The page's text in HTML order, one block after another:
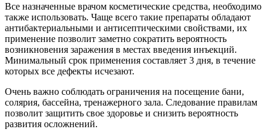
Все назначенные врачом косметические средства, необходимо
также использовать. Чаще всего такие препараты обладают
антибактериальными и антисептическими свойствами, их
применение позволит заметно сократить вероятность
возникновения заражения в местах введения инъекций.
Минимальный срок применения составляет 3 дня, в течение
которых все дефекты исчезают.
Очень важно соблюдать ограничения на посещение бани,
солярия, бассейна, тренажерного зала. Следование правилам
позволит защитить свое здоровье и снизить вероятность
развития осложнений.